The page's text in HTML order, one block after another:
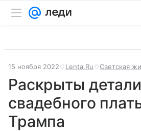
15 ноября 2022 Lenta.Ru Светская
Раскрыты детали
свадебного
Трампа